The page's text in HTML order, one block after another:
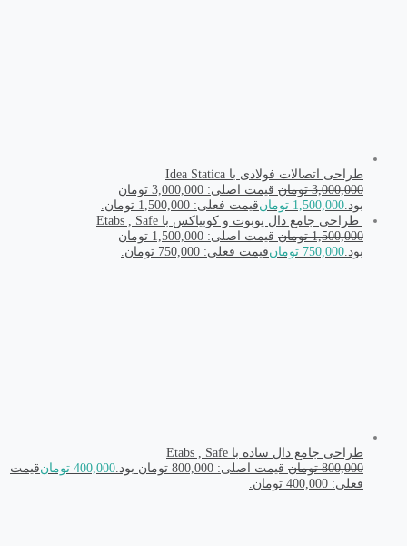
طراحی اتصالات فولادی با Idea Statica
3,000,000 تومان
قیمت اصلی: 3,000,000 تومان
بود.1,500,000 تومانقیمت فعلی: 1,500,000 تومان.
طراحی جامع دال یوبوت و کوبیاکس با Etabs , Safe
1,500,000 تومان
قیمت اصلی: 1,500,000 تومان
بود.750,000 تومانقیمت فعلی: 750,000 تومان.
طراحی جامع دال ساده با Etabs , Safe
800,000 تومان قیمت اصلی: 800,000 تومان بود. 400,000 تومانقیمت
فعلی: 400,000 تومان.